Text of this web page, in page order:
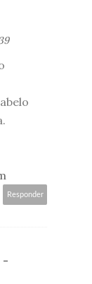
Responder